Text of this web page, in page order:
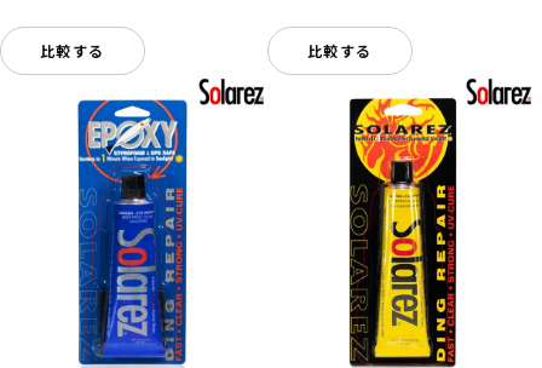
比較する 比較する